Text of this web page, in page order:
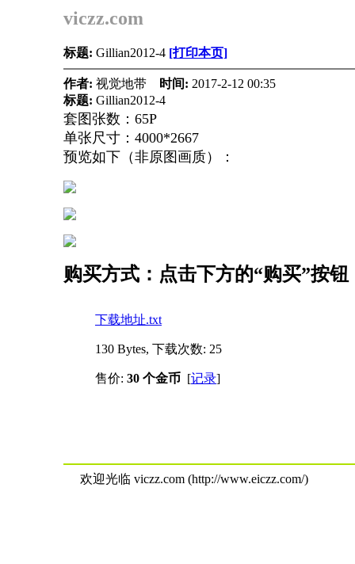
viczz.com
标题: Gillian2012-4 [打印本页]
作者: 视觉地带 时间: 2017-2-12 00:35
标题: Gillian2012-4
套图张数：65P
单张尺寸：4000*2667
预览如下（非原图画质）：
购买方式：点击下方的“购买”按
下载地址.txt
130 Bytes, 下载次数: 25
售价: 30 个金币 [记录]
欢迎光临 viczz.com (http://www.eiczz.com/)